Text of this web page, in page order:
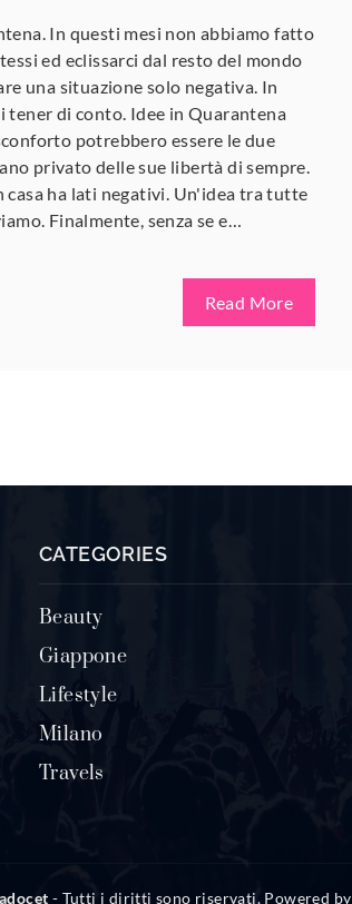
In questi mesi non abbiamo fatto
ed eclissarci dal resto del mondo
una situazione solo negativa. In
di conto. Idee in Quarantena
potrebbero essere le due
privato delle sue libertà di sempre.
ha lati negativi. Un'idea tra tutte
Finalmente, senza se e…
Read More
CATEGORIES
Beauty
Giappone
Lifestyle
Milano
Travels
- Tutti i diritti sono riservati. Powered by